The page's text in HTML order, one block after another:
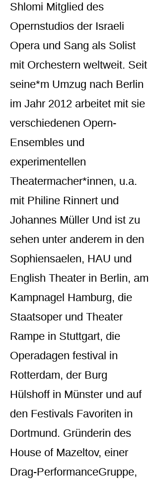
Shlomi Mitglied des
Opernstudios der Israeli
Opera und Sang als Solist
mit Orchestern weltweit. Seit
seine*m Umzug nach Berlin
im Jahr 2012 arbeitet mit sie
verschiedenen Opern-
Ensembles und
experimentellen
Theatermacher*innen, u.a.
mit Philine Rinnert und
Johannes Müller Und ist zu
sehen unter anderem in den
Sophiensaelen, HAU und
English Theater in Berlin, am
Kampnagel Hamburg, die
Staatsoper und Theater
Rampe in Stuttgart, die
Operadagen festival in
Rotterdam, der Burg
Hülshoff in Münster und auf
den Festivals Favoriten in
Dortmund. Gründerin des
House of Mazeltov, einer
Drag-PerformanceGruppe,